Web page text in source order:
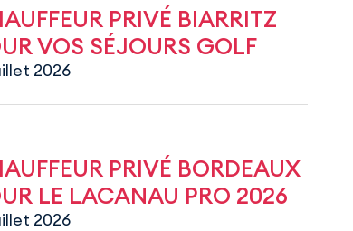
PRIVÉ BIARRITZ
VOS SÉJOURS GOLF
2026
PRIVÉ BORDEAUX
LE LACANAU PRO 2026
2026